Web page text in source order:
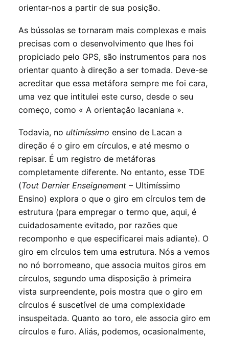
orientar-nos a partir de sua posição.
As bússolas se tornaram mais complexas e mais
precisas com o desenvolvimento que lhes foi
propiciado pelo GPS, são instrumentos para nos
orientar quanto à direção a ser tomada. Deve-se
acreditar que essa metáfora sempre me foi cara,
uma vez que intitulei este curso, desde o seu
começo, como « A orientação lacaniana ».
Todavia, no ultimíssimo ensino de Lacan a
direção é o giro em círculos, e até mesmo o
repisar. É um registro de metáforas
completamente diferente. No entanto, esse TDE
(Tout Dernier Enseignement – Ultimíssimo
Ensino) explora o que o giro em círculos tem de
estrutura (para empregar o termo que, aqui, é
cuidadosamente evitado, por razões que
recomponho e que especificarei mais adiante). O
giro em círculos tem uma estrutura. Nós a vemos
no nó borromeano, que associa muitos giros em
círculos, segundo uma disposição à primeira
vista surpreendente, pois mostra que o giro em
círculos é suscetível de uma complexidade
insuspeitada. Quanto ao toro, ele associa giro em
círculos e furo. Aliás, podemos, ocasionalmente,